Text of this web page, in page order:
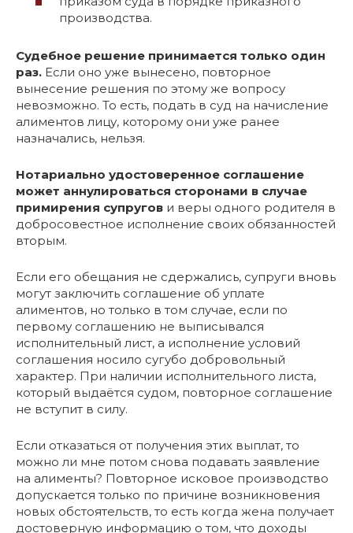
производства.
Судебное решение принимается только один
раз. Если оно уже вынесено, повторное
вынесение решения по этому же вопросу
невозможно. То есть, подать в суд на начисление
алиментов лицу, которому они уже ранее
назначались, нельзя.
Нотариально удостоверенное соглашение
может аннулироваться сторонами в случае
примирения супругов и веры одного родителя в
добросовестное исполнение своих обязанностей
вторым.
Если его обещания не сдержались, супруги вновь
могут заключить соглашение об уплате
алиментов, но только в том случае, если по
первому соглашению не выписывался
исполнительный лист, а исполнение условий
соглашения носило сугубо добровольный
характер. При наличии исполнительного листа,
который выдаётся судом, повторное соглашение
не вступит в силу.
Если отказаться от получения этих выплат, то
можно ли мне потом снова подавать заявление
на алименты? Повторное исковое производство
допускается только по причине возникновения
новых обстоятельств, то есть когда жена получает
достоверную информацию о том, что доходы